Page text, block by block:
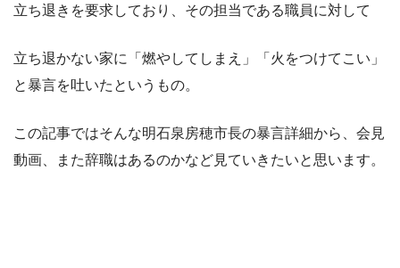
立ち退きを要求しており、その担当である職員に対して
立ち退かない家に「燃やしてしまえ」「火をつけてこい」
と暴言を吐いたというもの。
この記事ではそんな明石泉房穂市長の暴言詳細から、会見
動画、また辞職はあるのかなど見ていきたいと思います。